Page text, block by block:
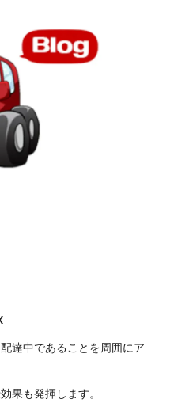
達中であることを周囲にア
果も発揮します。